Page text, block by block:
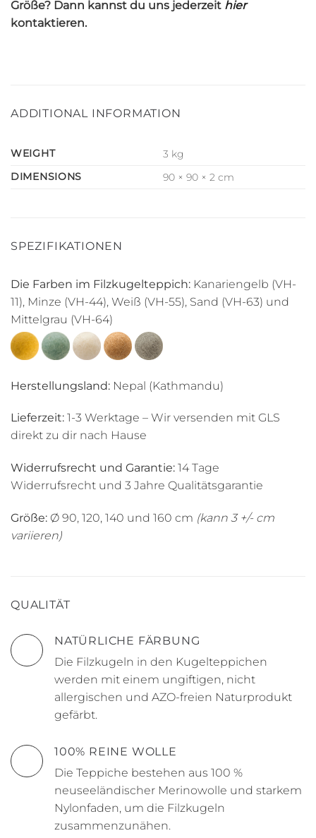
Größe? Dann kannst du uns jederzeit hier
kontaktieren.
ADDITIONAL INFORMATION
WEIGHT
3 kg
DIMENSIONS
90 × 90 × 2 cm
SPEZIFIKATIONEN
Die Farben im Filzkugelteppich: Kanariengelb (VH-
11), Minze (VH-44), Weiß (VH-55), Sand (VH-63) und
Mittelgrau (VH-64)
Herstellungsland: Nepal (Kathmandu)
Lieferzeit: 1-3 Werktage – Wir versenden mit GLS
direkt zu dir nach Hause
Widerrufsrecht und Garantie: 14 Tage
Widerrufsrecht und 3 Jahre Qualitätsgarantie
Größe: Ø 90, 120, 140 und 160 cm (kann 3 +/- cm
variieren)
QUALITÄT
NATÜRLICHE FÄRBUNG
Die Filzkugeln in den Kugelteppichen
werden mit einem ungiftigen, nicht
allergischen und AZO-freien Naturprodukt
gefärbt.
100% REINE WOLLE
Die Teppiche bestehen aus 100 %
neuseeländischer Merinowolle und starkem
Nylonfaden, um die Filzkugeln
zusammenzunähen.